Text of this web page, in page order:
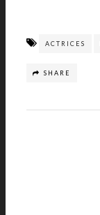
ACTRICES
SHARE